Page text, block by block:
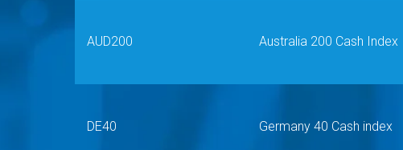
AUD200 Australia 200 Cash Index
DE40 Germany 40 Cash index